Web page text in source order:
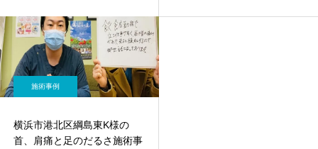
施術事例
横浜市港北区綱島東K様の
首、肩痛と足のだるさ施術事